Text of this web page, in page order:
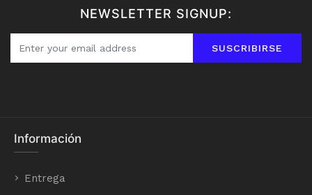
NEWSLETTER SIGNUP:
SUSCRIBIRSE
Información
Entrega